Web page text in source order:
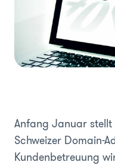
Anfang Januar stellt
Schweizer Domain-
Kundenbetreuung